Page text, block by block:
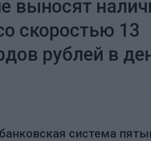
выносят
скоростью 13
рублей в
система